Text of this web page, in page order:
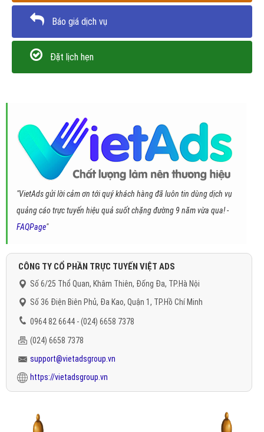
Báo giá dịch vụ
Đặt lịch hẹn
"VietAds gửi lời cảm ơn tới quý khách hàng đã luôn tin dùng dịch vụ
quảng cáo trực tuyến hiệu quả suốt chặng đường 9 năm vừa qua! -
FAQPage"
CÔNG TY CỔ PHẦN TRỰC TUYẾN VIỆT ADS
Số 6/25 Thổ Quan, Khâm Thiên, Đống Đa, TP.Hà Nội
Số 36 Điện Biên Phủ, Đa Kao, Quận 1, TP.Hồ Chí Minh
0964 82 6644 - (024) 6658 7378
(024) 6658 7378
support@vietadsgroup.vn
https://vietadsgroup.vn